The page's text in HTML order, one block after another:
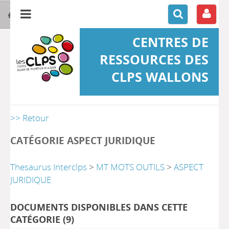
CENTRES DE
RESSOURCES DES
CLPS WALLONS
>> Retour
CATÉGORIE ASPECT JURIDIQUE
Thesaurus Interclps > MT MOTS OUTILS > ASPECT
JURIDIQUE
DOCUMENTS DISPONIBLES DANS CETTE
CATÉGORIE (9)